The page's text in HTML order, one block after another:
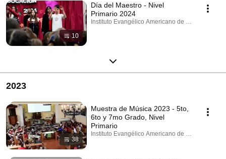
10
Día del Maestro - Nivel
Primario 2024
Instituto Evangélico Americano de Villa del
2023
38
Muestra de Música 2023 - 5to,
6to y 7mo Grado, Nivel
Primario
Instituto Evangélico Americano de Villa del